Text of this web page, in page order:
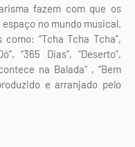
fazem com que os
no mundo musical.
“Tcha Tcha Tcha”,
“365 Dias”, “Deserto”,
na Balada” , “Bem
e arranjado pelo